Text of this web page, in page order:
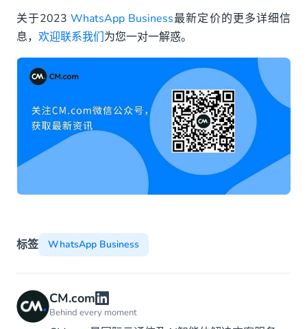
关于2023WhatsApp Business最新定价的更多详细信
息， 欢迎联系我们为您一对一解惑。
标签 WhatsApp Business
CM.com
Behind every moment